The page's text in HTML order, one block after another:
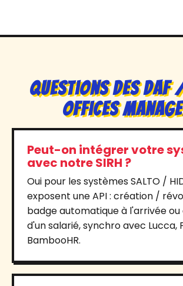
Questions des DAF
Offices
Peut-on intégrer votre
avec notre SIRH ?
Oui pour les systèmes SALTO /
exposent une API : création /
badge automatique à l'arrivée
d'un salarié, synchro avec Lucca,
BambooHR.